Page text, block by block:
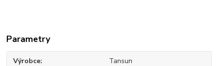
Parametry
Výrobce Tansun